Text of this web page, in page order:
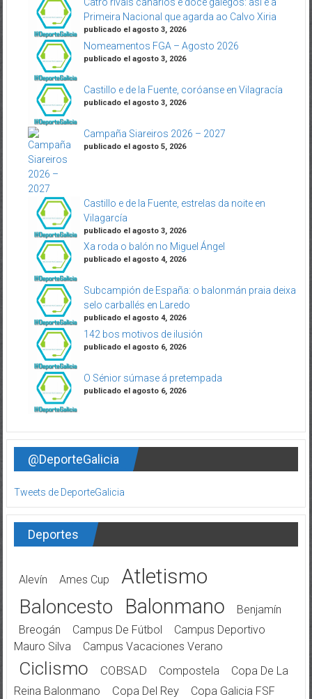
Catro rivais canarios e doce galegos: así é a
Primeira Nacional que agarda ao Calvo Xiria
publicado el agosto 3, 2026
Nomeamentos FGA – Agosto 2026
publicado el agosto 3, 2026
Castillo e de la Fuente, coróanse en Vilagracía
publicado el agosto 3, 2026
Campaña Siareiros 2026 – 2027
publicado el agosto 5, 2026
Castillo e de la Fuente, estrelas da noite en
Vilagarcía
publicado el agosto 3, 2026
Xa roda o balón no Miguel Ángel
publicado el agosto 4, 2026
Subcampión de España: o balonmán praia deixa
selo carballés en Laredo
publicado el agosto 4, 2026
142 bos motivos de ilusión
publicado el agosto 6, 2026
O Sénior súmase á pretempada
publicado el agosto 6, 2026
@DeporteGalicia
Tweets de DeporteGalicia
Deportes
Alevín Ames Cup Atletismo
Baloncesto Balonmano
Benjamín
Breogán
Campus De Fútbol
Campus Deportivo
Mauro Silva
Campus Vacaciones Verano
Ciclismo COBSAD Compostela
Copa De La
Reina Balonmano
Copa Del Rey
Copa Galicia FSF